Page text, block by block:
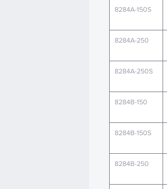
8284A-150S
8284A-250
8284A-250S
8284B-150
8284B-150S
8284B-250